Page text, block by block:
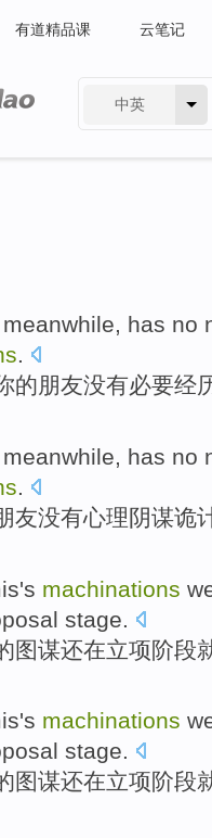
有道精品课 云笔记
中英
meanwhile, has no
.
的朋友没有必要经
meanwhile, has no
.
友没有心理 阴谋诡
's machinations
stage
图谋还在立项阶段
's machinations
stage.
图谋还在立项阶段